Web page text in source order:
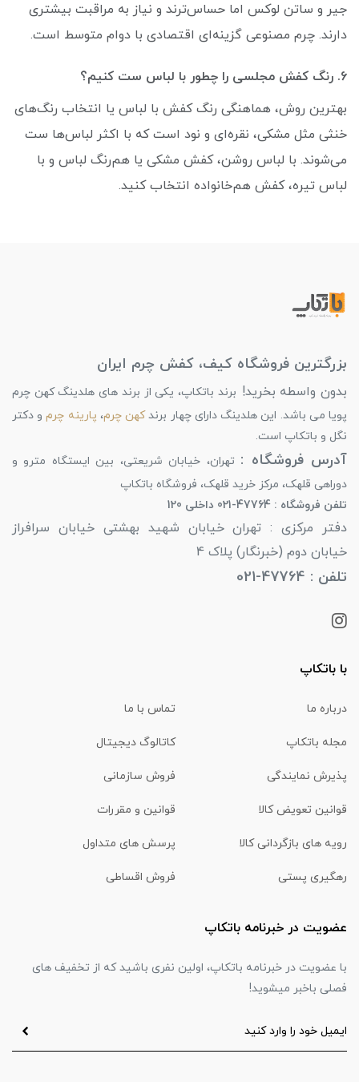
جیر و ساتن لوکس اما حساس‌ترند و نیاز به مراقبت بیشتری
دارند. چرم مصنوعی گزینه‌ای اقتصادی با دوام متوسط است.
6. رنگ کفش مجلسی را چطور با لباس ست کنیم؟
بهترین روش، هماهنگی رنگ کفش با لباس یا انتخاب رنگ‌های
خنثی مثل مشکی، نقره‌ای و نود است که با اکثر لباس‌ها ست
می‌شوند. با لباس روشن، کفش مشکی یا هم‌رنگ لباس و با
لباس تیره، کفش هم‌خانواده انتخاب کنید.
بزرگترین فروشگاه کیف، کفش چرم ایران
بدون واسطه بخرید! برند باتکاپ، یکی از برند های هلدینگ کهن چرم
پویا می باشد. این هلدینگ دارای چهار برندکهن چرم، پارینه چرمو دکتر
نگل و باتکاپ است.
آدرس فروشگاه : تهران، خیابان شریعتی، بین ایستگاه مترو و
دوراهی قلهک، مرکز خرید قلهک، فروشگاه باتکاپ
تلفن فروشگاه : 47764-021 داخلی 120
دفتر مرکزی : تهران خیابان شهید بهشتی خیابان سرافراز
خیابان دوم (خبرنگار) پلاک 4
تلفن : 47764-021
با باتکاپ
درباره ما تماس با ما
مجله باتکاپ کاتالوگ دیجیتال
پذیرش نمایندگی فروش سازمانی
قوانین تعویض کالا قوانین و مقررات
رویه های بازگردانی کالا پرسش های متداول
رهگیری پستی فروش اقساطی
عضویت در خبرنامه باتکاپ
با عضویت در خبرنامه باتکاپ، اولین نفری باشید که از تخفیف های
فصلی باخبر میشوید!